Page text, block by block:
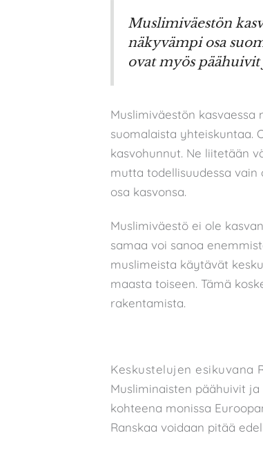
Muslimiväestön
näkyvämpi osa
ovat myös
Muslimiväestön
suomalaista yhteiskuntaa.
kasvohunnut. Ne liitetään
mutta todellisuudessa
osa kasvonsa.
Muslimiväestö ei ole
samaa voi sanoa
muslimeista käytävät
maasta toiseen. Tämä
rakentamista.
Keskustelujen esikuvana
Musliminaisten päähuivit
kohteena monissa
Ranskaa voidaan pitää